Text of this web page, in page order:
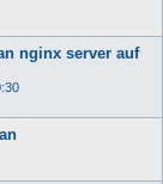
nginx server auf